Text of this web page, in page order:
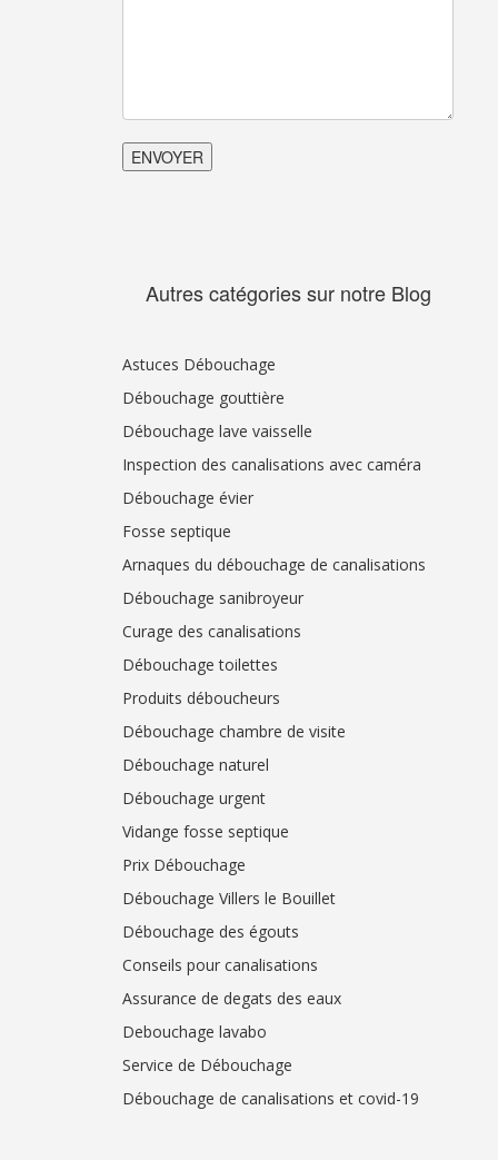
Autres catégories sur notre Blog
Astuces Débouchage
Débouchage gouttière
Débouchage lave vaisselle
Inspection des canalisations avec caméra
Débouchage évier
Fosse septique
Arnaques du débouchage de canalisations
Débouchage sanibroyeur
Curage des canalisations
Débouchage toilettes
Produits déboucheurs
Débouchage chambre de visite
Débouchage naturel
Débouchage urgent
Vidange fosse septique
Prix Débouchage
Débouchage Villers le Bouillet
Débouchage des égouts
Conseils pour canalisations
Assurance de degats des eaux
Debouchage lavabo
Service de Débouchage
Débouchage de canalisations et covid-19